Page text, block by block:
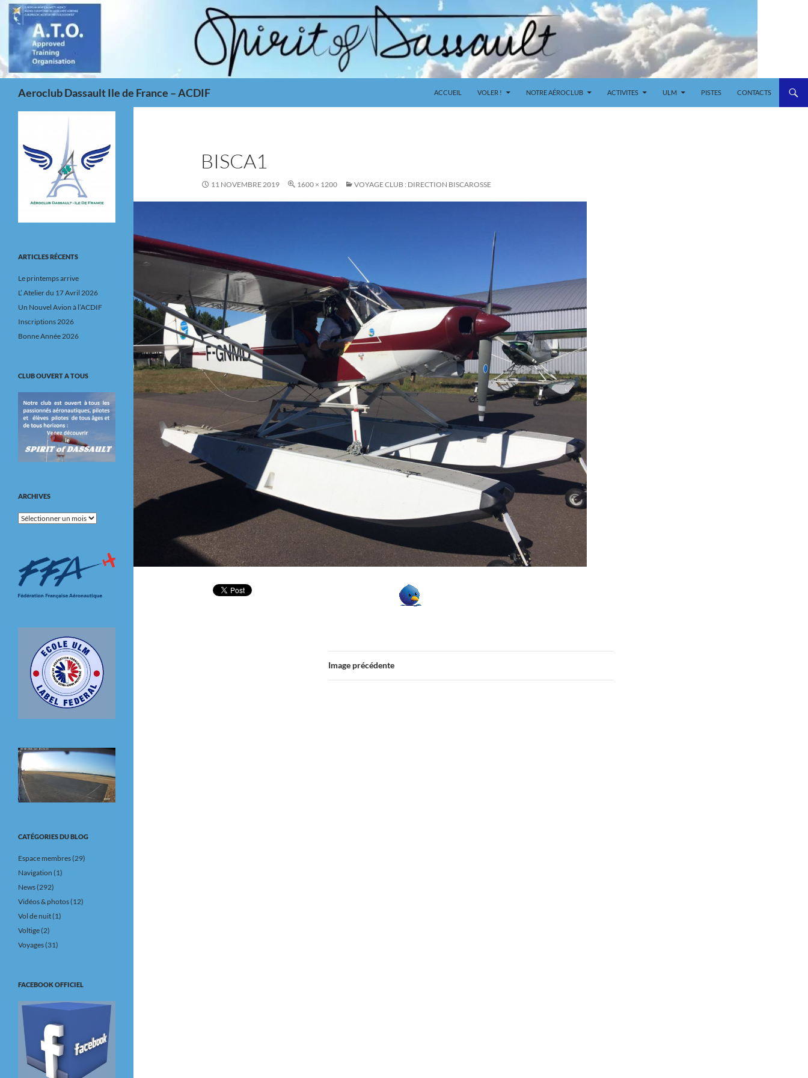
Aller
contenu
Aeroclub Dassault Ile de France – ACDIF ACCUEIL VOLER ! NOTRE AÉROCLUB ACTIVITES ULM PISTES CONTACTS
BISCA1
11 NOVEMBRE 2019 1600 × 1200 VOYAGE CLUB : DIRECTION BISCAROSSE
Image précédente
ARTICLES RÉCENTS
Le printemps arrive
L’ Atelier du 17 Avril 2026
Un Nouvel Avion à l’ACDIF
Inscriptions 2026
Bonne Année 2026
CLUB OUVERT A TOUS
ARCHIVES
Archives
CATÉGORIES DU BLOG
Espace membres(29)
Navigation (1)
News(292)
Vidéos & photos(12)
Vol de nuit(1)
Voltige(2)
Voyages(31)
FACEBOOK OFFICIEL